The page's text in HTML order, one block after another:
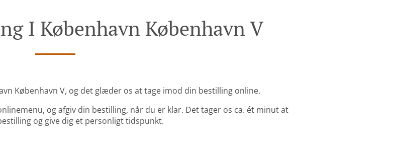
I København København V
København V, og det glæder os at tage imod din bestilling online.
og afgiv din bestilling, når du er klar. Det tager os ca. ét minut at
og give dig et personligt tidspunkt.